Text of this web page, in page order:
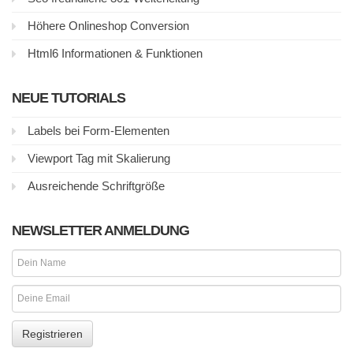
Höhere Onlineshop Conversion
Html6 Informationen & Funktionen
NEUE TUTORIALS
Labels bei Form-Elementen
Viewport Tag mit Skalierung
Ausreichende Schriftgröße
NEWSLETTER ANMELDUNG